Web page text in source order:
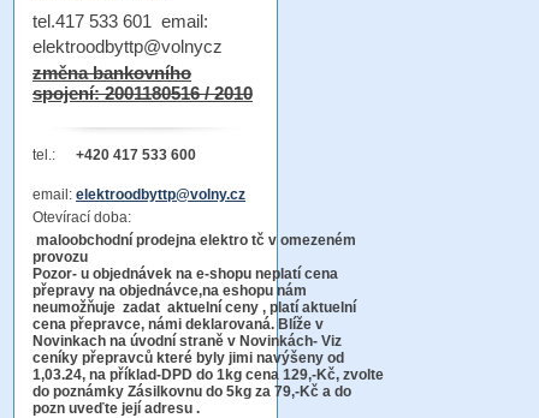
tel.417 533 601 email:
elektroodbyttp@volnycz
změna bankovního
spojení: 2001180516 / 2010
tel.: +420 417 533 600
email: elektroodbyttp@volny.cz
Otevírací doba:
maloobchodní prodejna elektro tč v omezeném
provozu
Pozor- u objednávek na e-shopu neplatí cena
přepravy na objednávce,na eshopu nám
neumožňuje zadat aktuelní ceny , platí aktuelní
cena přepravce, námi deklarovaná. Blíže v
Novinkach na úvodní straně v Novinkách- Viz
ceníky přepravců které byly jimi navýšeny od
1,03.24, na příklad-DPD do 1kg cena 129,-Kč, zvolte
do poznámky Zásilkovnu do 5kg za 79,-Kč a do
pozn uveďte její adresu .